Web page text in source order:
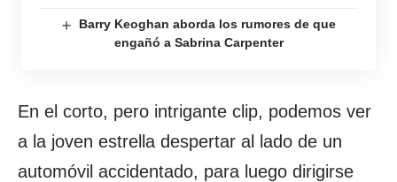
Barry Keoghan aborda los rumores de que
engañó a Sabrina Carpenter
En el corto, pero intrigante clip, podemos ver
a la joven estrella despertar al lado de un
automóvil accidentado, para luego dirigirse